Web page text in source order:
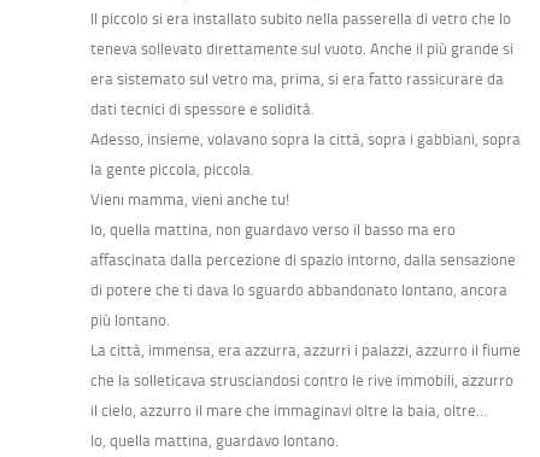
Il piccolo si era installato subito nella passerella di vetro che lo
teneva sollevato direttamente sul vuoto. Anche il più grande si
era sistemato sul vetro ma, prima, si era fatto rassicurare da
dati tecnici di spessore e solidità.
Adesso, insieme, volavano sopra la città, sopra i gabbiani, sopra
la gente piccola, piccola.
Vieni mamma, vieni anche tu!
Io, quella mattina, non guardavo verso il basso ma ero
affascinata dalla percezione di spazio intorno, dalla sensazione
di potere che ti dava lo sguardo abbandonato lontano, ancora
più lontano.
La città, immensa, era azzurra, azzurri i palazzi, azzurro il fiume
che la solleticava strusciandosi contro le rive immobili, azzurro
il cielo, azzurro il mare che immaginavi oltre la baia, oltre…
Io, quella mattina, guardavo lontano.